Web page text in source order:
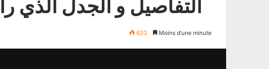
التفاصيل و الجدل
632 Moins d’une minute